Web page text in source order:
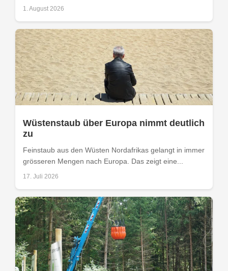
1. August 2026
Wüstenstaub über Europa nimmt deutlich
zu
Feinstaub aus den Wüsten Nordafrikas gelangt in immer
grösseren Mengen nach Europa. Das zeigt eine...
17. Juli 2026